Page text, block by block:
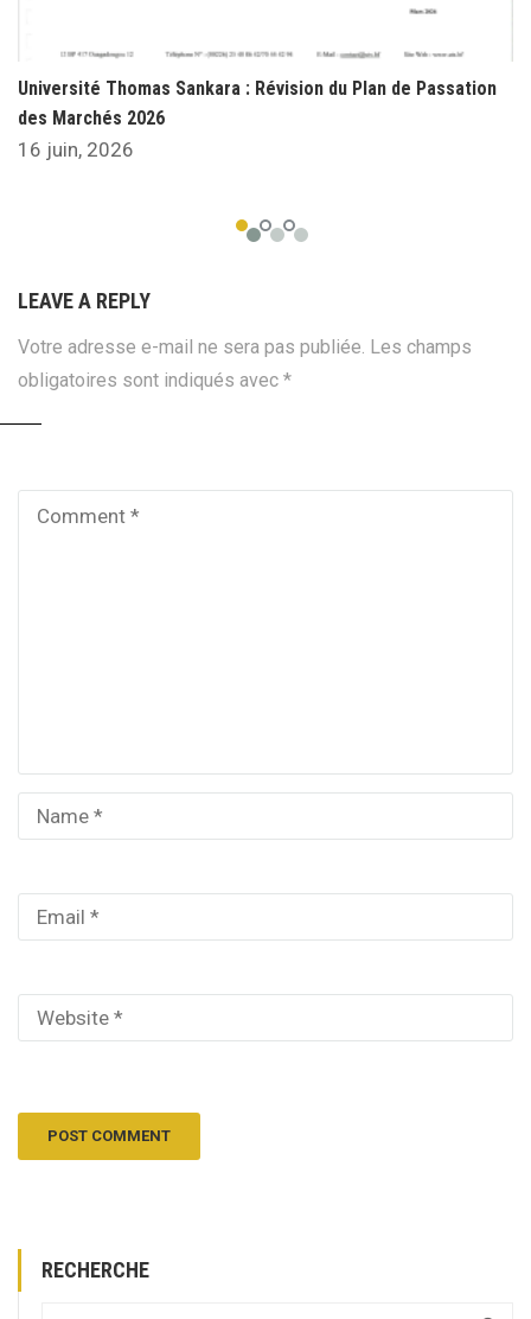
Université Thomas Sankara : Révision du Plan de Passation
des Marchés 2026
16 juin, 2026
LEAVE A REPLY
Votre adresse e-mail ne sera pas publiée. Les champs
obligatoires sont indiqués avec *
RECHERCHE